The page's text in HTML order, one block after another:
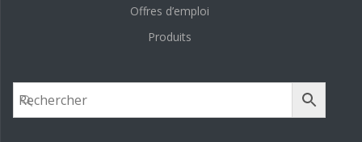
Offres d’emploi
Produits